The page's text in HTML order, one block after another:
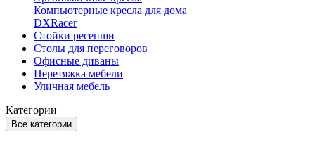
Компьютерные кресла для дома
DXRacer
Стойки ресепшн
Столы для переговоров
Офисные диваны
Перетяжка мебели
Уличная мебель
Категории
Все категории